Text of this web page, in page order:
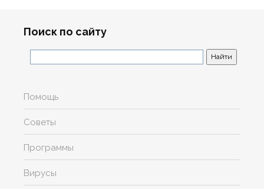
Поиск по сайту
Помощь
Советы
Программы
Вирусы